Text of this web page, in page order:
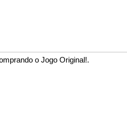
o Jogo Original!.